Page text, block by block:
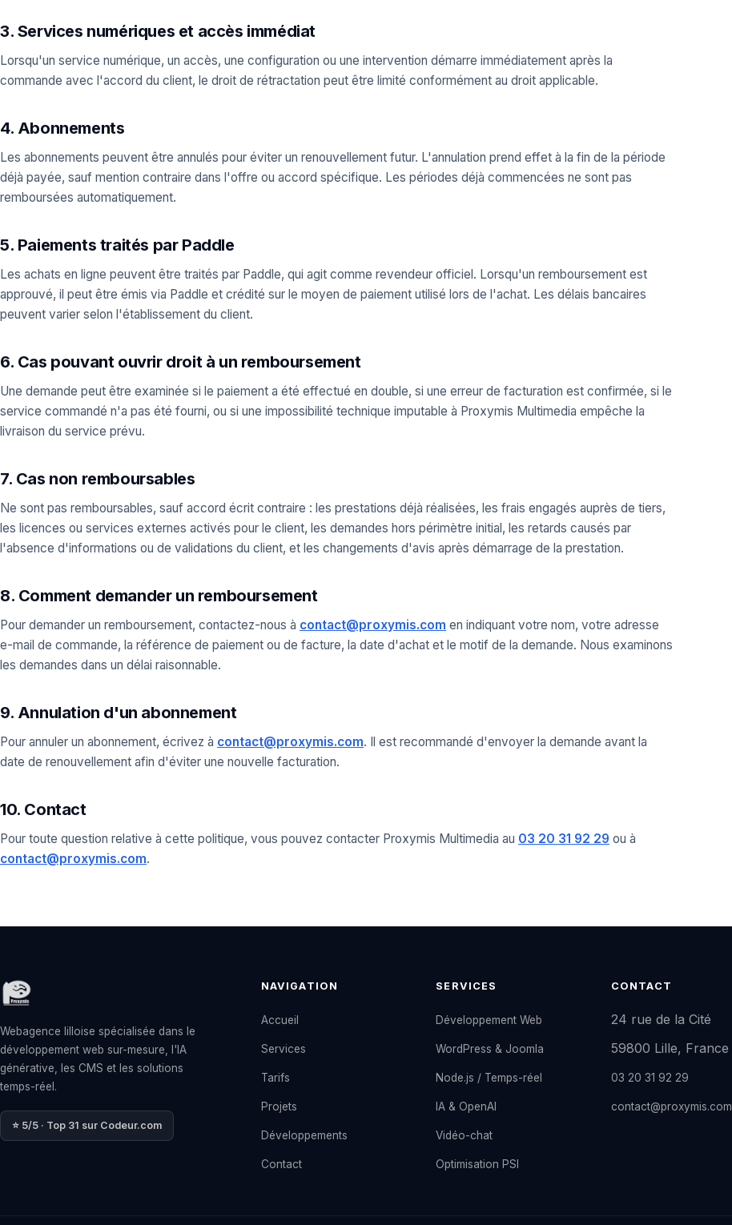
3. Services numériques et accès immédiat
Lorsqu'un service numérique, un accès, une configuration ou une intervention démarre immédiatement après la
commande avec l'accord du client, le droit de rétractation peut être limité conformément au droit applicable.
4. Abonnements
Les abonnements peuvent être annulés pour éviter un renouvellement futur. L'annulation prend effet à la fin de la période
déjà payée, sauf mention contraire dans l'offre ou accord spécifique. Les périodes déjà commencées ne sont pas
remboursées automatiquement.
5. Paiements traités par Paddle
Les achats en ligne peuvent être traités par Paddle, qui agit comme revendeur officiel. Lorsqu'un remboursement est
approuvé, il peut être émis via Paddle et crédité sur le moyen de paiement utilisé lors de l'achat. Les délais bancaires
peuvent varier selon l'établissement du client.
6. Cas pouvant ouvrir droit à un remboursement
Une demande peut être examinée si le paiement a été effectué en double, si une erreur de facturation est confirmée, si le
service commandé n'a pas été fourni, ou si une impossibilité technique imputable à Proxymis Multimedia empêche la
livraison du service prévu.
7. Cas non remboursables
Ne sont pas remboursables, sauf accord écrit contraire : les prestations déjà réalisées, les frais engagés auprès de tiers,
les licences ou services externes activés pour le client, les demandes hors périmètre initial, les retards causés par
l'absence d'informations ou de validations du client, et les changements d'avis après démarrage de la prestation.
8. Comment demander un remboursement
Pour demander un remboursement, contactez-nous à contact@proxymis.com en indiquant votre nom, votre adresse
e-mail de commande, la référence de paiement ou de facture, la date d'achat et le motif de la demande. Nous examinons
les demandes dans un délai raisonnable.
9. Annulation d'un abonnement
Pour annuler un abonnement, écrivez à contact@proxymis.com. Il est recommandé d'envoyer la demande avant la
date de renouvellement afin d'éviter une nouvelle facturation.
10. Contact
Pour toute question relative à cette politique, vous pouvez contacter Proxymis Multimedia au 03 20 31 92 29 ou à
contact@proxymis.com.
Webagence lilloise spécialisée dans le
développement web sur-mesure, l'IA
générative, les CMS et les solutions
temps-réel.
⭐ 5/5 · Top 31 sur Codeur.com
NAVIGATION
Accueil
Services
Tarifs
Projets
Développements
Contact
SERVICES
Développement Web
WordPress & Joomla
Node.js / Temps-réel
IA & OpenAI
Vidéo-chat
Optimisation PSI
CONTACT
24 rue de la Cité
59800 Lille, France
03 20 31 92 29
contact@proxymis.com